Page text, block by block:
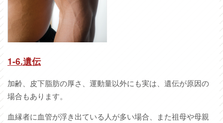
1-6.遺伝
加齢、皮下脂肪の厚さ、運動量以外にも実は、遺伝が原因の
場合もあります。
血縁者に血管が浮き出ている人が多い場合、また祖母や母親